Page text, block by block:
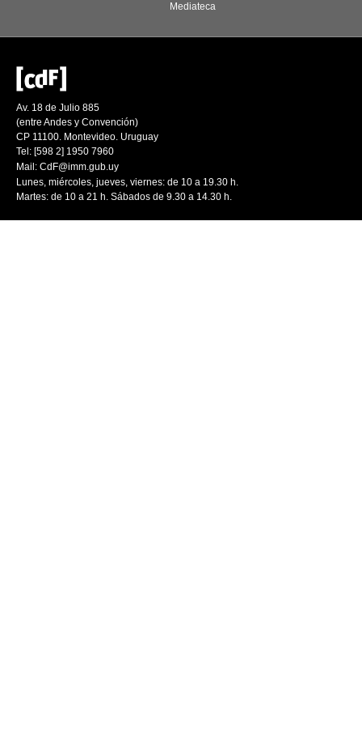
Mediateca
Av. 18 de Julio 885
(entre Andes y Convención)
CP 11100. Montevideo. Uruguay
Tel: [598 2] 1950 7960
Mail: CdF@imm.gub.uy
Lunes, miércoles, jueves, viernes: de 10 a 19.30 h.
Martes: de 10 a 21 h. Sábados de 9.30 a 14.30 h.